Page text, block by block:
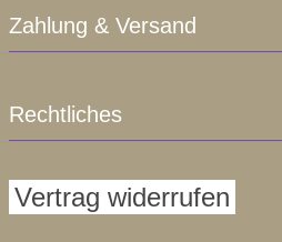
Zahlung & Versand
Rechtliches
Vertrag widerrufen